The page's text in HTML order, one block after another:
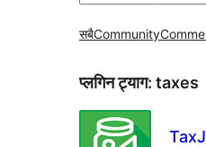
सबैCommunity
प्लगिन ट्याग: taxes